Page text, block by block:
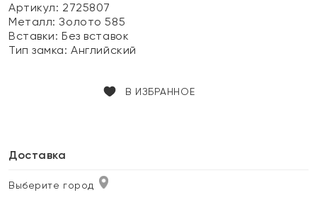
Артикул: 2725807
Металл:Золото 585
Вставки:Без вставок
Тип замка:Английский
В ИЗБРАННОЕ
Доставка
Выберите город